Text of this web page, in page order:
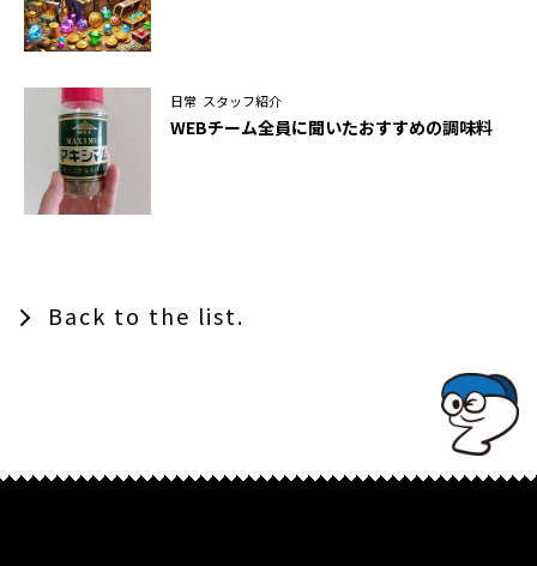
日常 スタッフ紹介
WEBチーム全員に聞いたおすすめの調味料
Back to the list.